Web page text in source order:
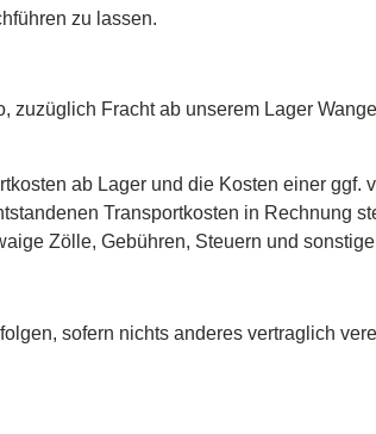
zu lassen.
Fracht ab unserem Lager
ab Lager und die Kosten einer ggf.
Transportkosten in Rechnung
Zölle, Gebühren, Steuern und
sofern nichts anderes vertraglich